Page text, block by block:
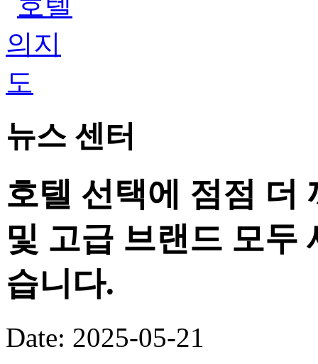
뉴스 센터
호텔 선택에 점점 더
및 고급 브랜드 모두
습니다.
Date: 2025-05-21